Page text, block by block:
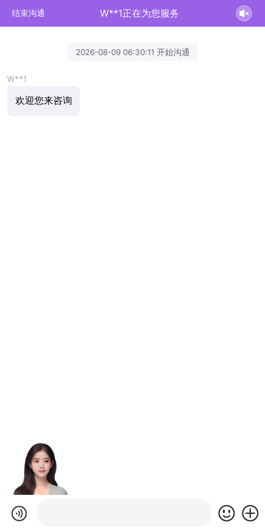
结束沟通 W**1正在为您服务
2026-08-09 06:30:11 开始沟通
W**1
欢迎您来咨询